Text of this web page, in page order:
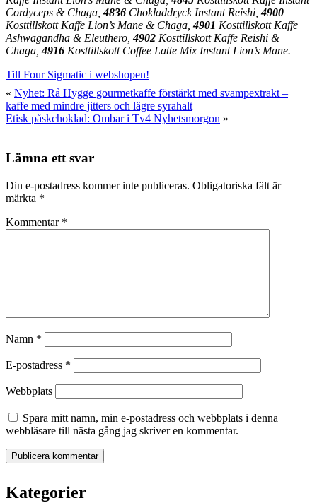
Cordyceps & Chaga,4836 Chokladdryck Instant Reishi,4900
Kosttillskott Kaffe Lion’s Mane & Chaga,4901 Kosttillskott Kaffe
Ashwagandha & Eleuthero,4902 Kosttillskott Kaffe Reishi &
Chaga,4916 Kosttillskott Coffee Latte Mix Instant Lion’s Mane.
Till Four Sigmatic i webshopen!
« Nyhet: Rå Hygge gourmetkaffe förstärkt med svampextrakt –
kaffe med mindre jitters och lägre syrahalt
Etisk påskchoklad: Ombar i Tv4 Nyhetsmorgon »
Lämna ett svar
Din e-postadress kommer inte publiceras. Obligatoriska fält är
märkta *
Kommentar *
Namn *
E-postadress *
Webbplats
Spara mitt namn, min e-postadress och webbplats i denna
webbläsare till nästa gång jag skriver en kommentar.
Kategorier